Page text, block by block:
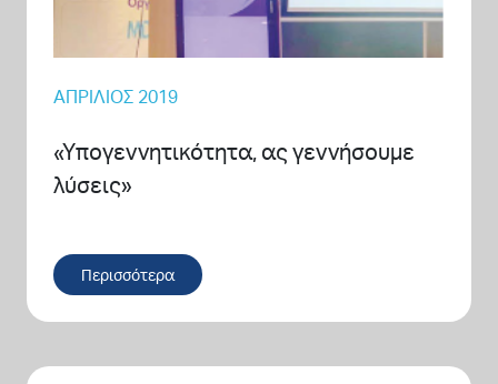
ΑΠΡΊΛΙΟΣ 2019
«Υπογεννητικότητα, ας γεννήσουμε
λύσεις»
Περισσότερα